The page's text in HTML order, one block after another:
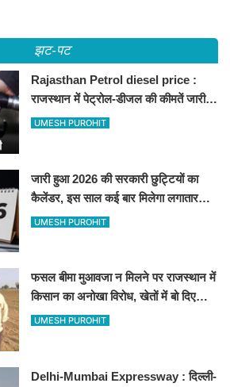
झट-पट
Rajasthan Petrol diesel price :
राजस्थान में पेट्रोल-डीजल की कीमतें जारी,
जानिए बीकानेर समेत पुरे प्रदेश में नए रेट
UMESH PUROHIT
जारी हुआ 2026 की सरकारी छुट्टियों का
कैलेंडर, इस साल कई बार मिलेगा लगातार
अवकाश, देखें
UMESH PUROHIT
फसल बीमा मुआवजा न मिलने पर राजस्थान में
किसान का अनोखा विरोध, खेतों में बो दिए
500-500 रुपए के नोट, वीडियो वायरल
UMESH PUROHIT
Delhi-Mumbai Expressway : दिल्ली-